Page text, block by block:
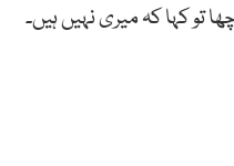
تو کہا کہ میری نہیں ہیں۔